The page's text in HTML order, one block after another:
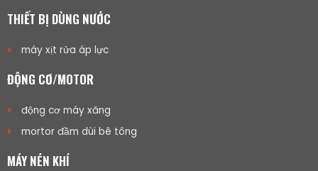
THIẾT BỊ DÙNG NƯỚC
máy xịt rửa áp lực
ĐỘNG CƠ/MOTOR
động cơ máy xăng
mortor đầm dùi bê tông
MÁY NÉN KHÍ